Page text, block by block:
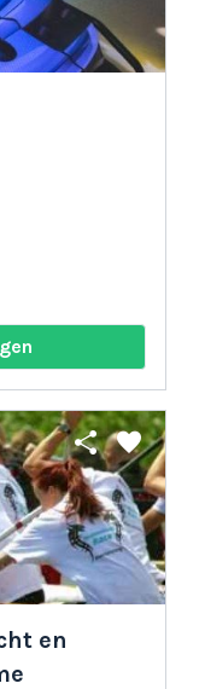
share favorite
en